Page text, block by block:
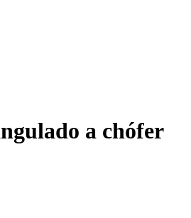
a chófer